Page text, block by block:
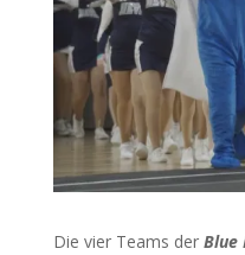
Die vier Teams der Blue